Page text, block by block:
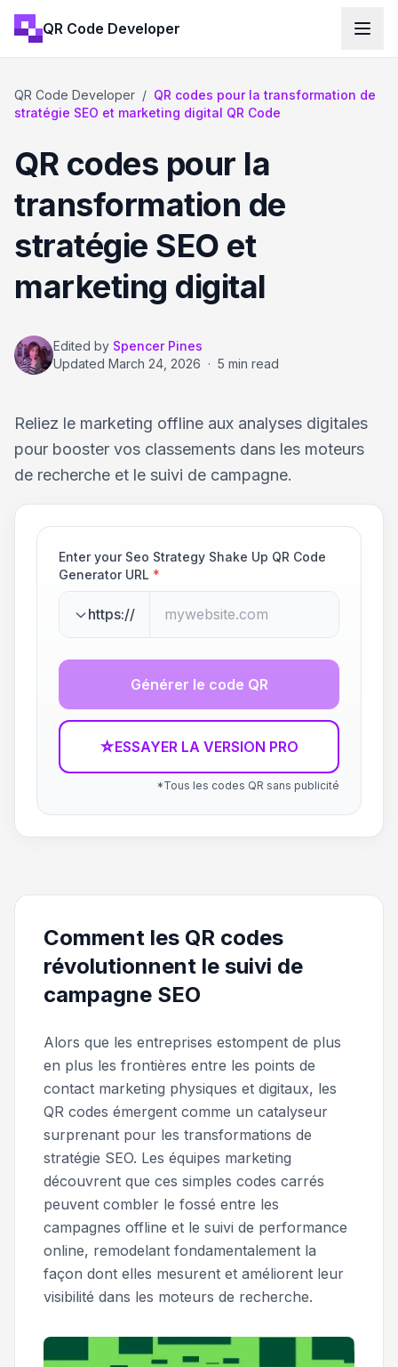
QR Code Developer
QR Code Developer / QR codes pour la transformation de
stratégie SEO et marketing digital QR Code
QR codes pour la
transformation de
stratégie SEO et
marketing digital
Edited by Spencer Pines
Updated March 24, 2026 · 5 min read
Reliez le marketing offline aux analyses digitales
pour booster vos classements dans les moteurs
de recherche et le suivi de campagne.
Enter your Seo Strategy Shake Up QR Code
Generator URL *
https://
Générer le code QR
☆ESSAYER LA VERSION PRO
*Tous les codes QR sans publicité
Comment les QR codes
révolutionnent le suivi de
campagne SEO
Alors que les entreprises estompent de plus
en plus les frontières entre les points de
contact marketing physiques et digitaux, les
QR codes émergent comme un catalyseur
surprenant pour les transformations de
stratégie SEO. Les équipes marketing
découvrent que ces simples codes carrés
peuvent combler le fossé entre les
campagnes offline et le suivi de performance
online, remodelant fondamentalement la
façon dont elles mesurent et améliorent leur
visibilité dans les moteurs de recherche.